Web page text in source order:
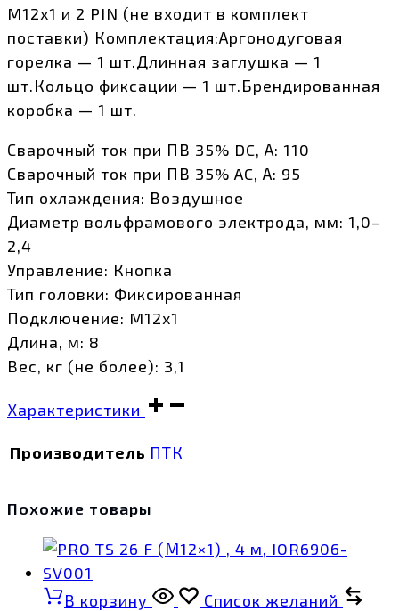
M12х1 и 2 PIN (не входит в комплект
поставки) Комплектация:Аргонодуговая
горелка — 1 шт.Длинная заглушка — 1
шт.Кольцо фиксации — 1 шт.Брендированная
коробка — 1 шт.
Сварочный ток при ПВ 35% DC, А: 110
Сварочный ток при ПВ 35% AC, А: 95
Тип охлаждения: Воздушное
Диаметр вольфрамового электрода, мм: 1,0–
2,4
Управление: Кнопка
Тип головки: Фиксированная
Подключение: M12х1
Длина, м: 8
Вес, кг (не более): 3,1
Характеристики
Производитель ПТК
Похожие товары
В корзину
Список желаний